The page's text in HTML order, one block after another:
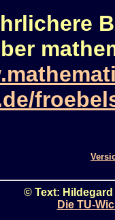
© Text:
Die TU-